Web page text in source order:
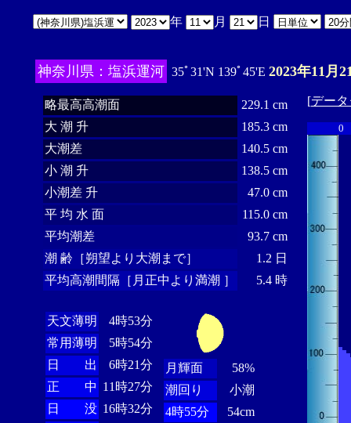
年 月 日
神奈川県：塩浜運河 35ﾟ31'N 139ﾟ45'E 2023年11月
略最高高潮面
229.1 cm
大 潮 升
185.3 cm
大潮差
140.5 cm
小 潮 升
138.5 cm
小潮差 升
47.0 cm
平 均 水 面
115.0 cm
平均潮差
93.7 cm
潮 齢［朔望より大潮まで］
1.2 日
平均高潮間隔［月正中より満潮 ］
5.4 時
天文薄明
4時53分
常用薄明
5時54分
日 出
6時21分
正 中 11時27分
日 没 16時32分
月輝面
58%
潮回り
小潮
4時55分
54cm
[デー
0